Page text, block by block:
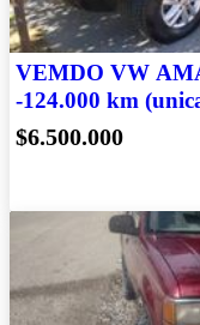
VEMDO VW
-124.000 km
y accesorios
$6.500.000